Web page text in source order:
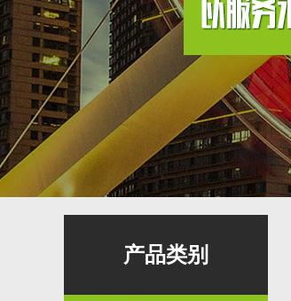
产品类别